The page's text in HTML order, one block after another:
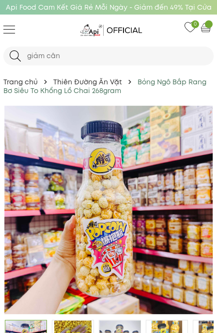
49% Tại Cửa
Api Food Cam Kết Giá Rẻ Mỗi Ngày - Giảm
Hàng Api Food 0
Trang chủ Thiên Đường Ăn Vặt
Bỏng Ngô Bắp Rang
Bơ Siêu To Khổng Lồ Chai 268gram